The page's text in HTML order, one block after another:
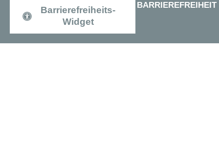
Barrierefreiheits-
Widget
BARRIEREFREIHEIT